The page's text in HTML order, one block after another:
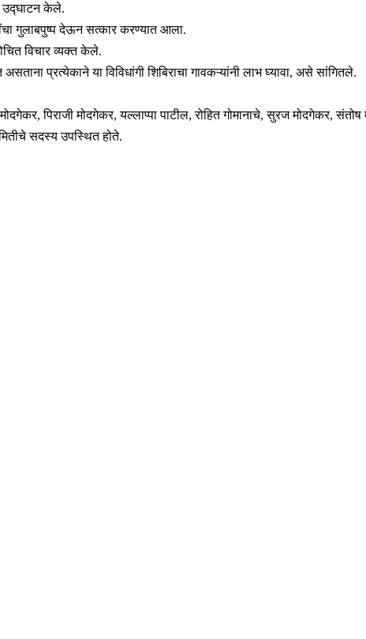
उद्घाटन केले.
गुलाबपुष्प देऊन सत्कार करण्यात आला.
विचार व्यक्त केले.
प्रत्येकाने या विविधांगी शिबिराचा गावकऱ्यांनी लाभ घ्यावा, असे सांगितले.
पिराजी मोदगेकर, यल्लाप्पा पाटील, रोहित गोमानाचे, सुरज मोदगेकर,
सदस्य उपस्थित होते.